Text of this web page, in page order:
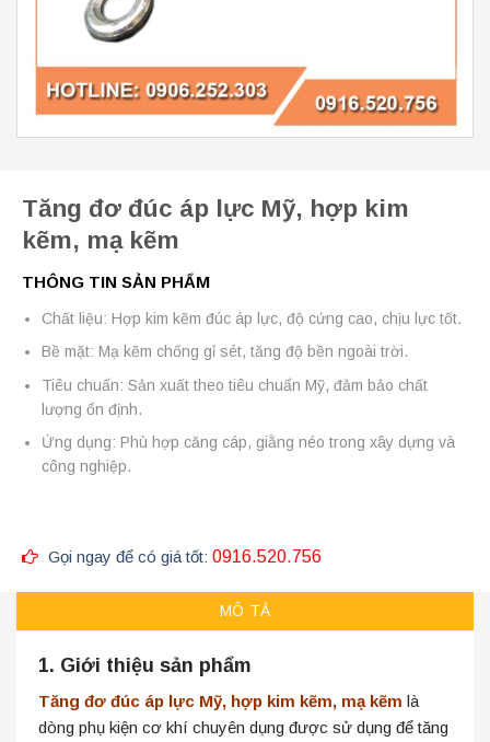
Tăng đơ đúc áp lực Mỹ, hợp kim
kẽm, mạ kẽm
THÔNG TIN SẢN PHẨM
Chất liệu: Hợp kim kẽm đúc áp lực, độ cứng cao, chịu lực tốt.
Bề mặt: Mạ kẽm chống gỉ sét, tăng độ bền ngoài trời.
Tiêu chuẩn: Sản xuất theo tiêu chuẩn Mỹ, đảm bảo chất
lượng ổn định.
Ứng dụng: Phù hợp căng cáp, giằng néo trong xây dựng và
công nghiệp.
Gọi ngay để có giá tốt: 0916.520.756
MÔ TẢ
1. Giới thiệu sản phẩm
Tăng đơ đúc áp lực Mỹ, hợp kim kẽm, mạ kẽm là
dòng phụ kiện cơ khí chuyên dụng được sử dụng để tăng